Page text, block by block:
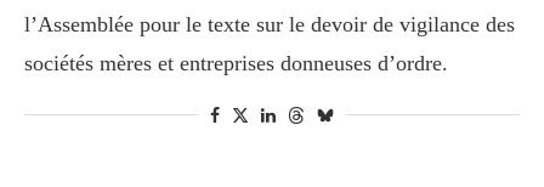
l’Assemblée pour le texte sur le devoir de vigilance des
sociétés mères et entreprises donneuses d’ordre.